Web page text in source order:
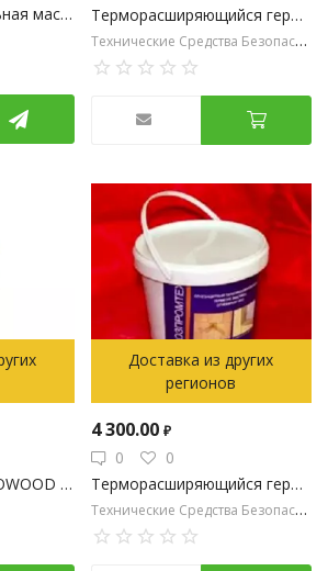
Негорючая кровельная мастика
Терморасширяющийся герметик (мастика) ОГНЕБАРЬЕР МТО серый 310 мл
Технические Средства Безопасности
Огнебиозащита BIOWOOD FS концентрат 1:1
Доставка из других
регионов
4 300.00 ₽
0
0
Терморасширяющийся герметик (мастика) ОГНЕБАРЬЕР МТО серый 3 кг
Технические Средства Безопасности